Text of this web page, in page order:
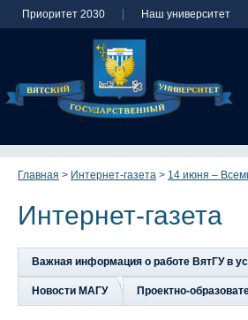
Приоритет 2030 Наш университет
Главная > Интернет-газета > 14 июня –
Интернет-газета
Важная информация о работе ВятГУ в
Новости МАГУ Проектно-